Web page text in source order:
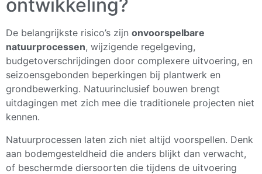
ontwikkeling?
De belangrijkste risico’s zijn onvoorspelbare
natuurprocessen, wijzigende regelgeving,
budgetoverschrijdingen door complexere uitvoering, en
seizoensgebonden beperkingen bij plantwerk en
grondbewerking. Natuurinclusief bouwen brengt
uitdagingen met zich mee die traditionele projecten niet
kennen.
Natuurprocessen laten zich niet altijd voorspellen. Denk
aan bodemgesteldheid die anders blijkt dan verwacht,
of beschermde diersoorten die tijdens de uitvoering